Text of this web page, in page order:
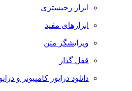
ابزار رجیستری
ابزارهای مفید
ویرایشگر متن
قفل گذار
دانلود درایور کامپیوتر و درایور لپ تاپ